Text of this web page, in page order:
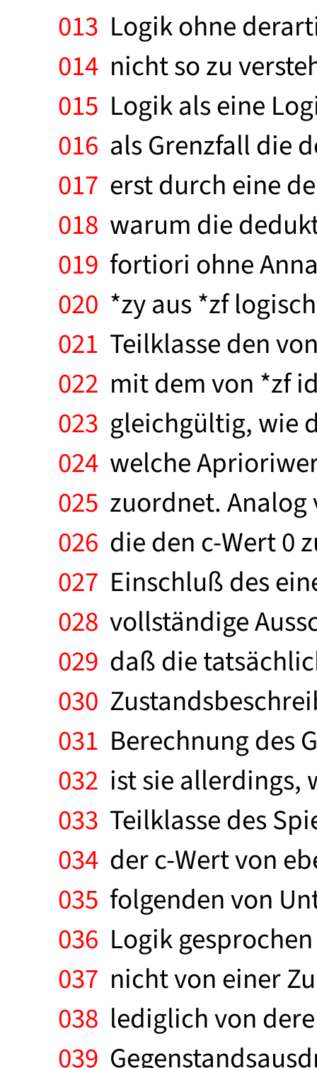
013 Logik ohne
014 nicht so zu
015 Logik als eine
016 als Grenzfall die
017 erst durch eine
018 warum die
019 fortiori ohne
020 *zy aus *zf
021 Teilklasse den
022 mit dem von *zf
023 gleichgültig, wie
024 welche
025 zuordnet.
026 die den c-Wert 0
027 Einschluß des
028 vollständige
029 daß die
030
031 Berechnung des
032 ist sie allerdings,
033 Teilklasse des
034 der c-Wert von
035 folgenden von
036 Logik
037 nicht von einer
038 lediglich von
039